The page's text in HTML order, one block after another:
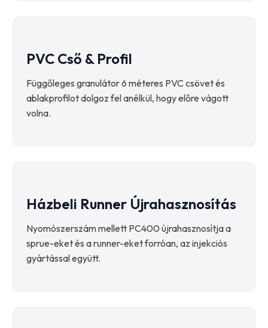
PVC Cső & Profil
Függőleges granulátor 6 méteres PVC csövet és
ablakprofilot dolgoz fel anélkül, hogy előre vágott
volna.
Házbeli Runner Újrahasznosítás
Nyomószerszám mellett PC400 újrahasznosítja a
sprue-eket és a runner-eket forróan, az injekciós
gyártással együtt.